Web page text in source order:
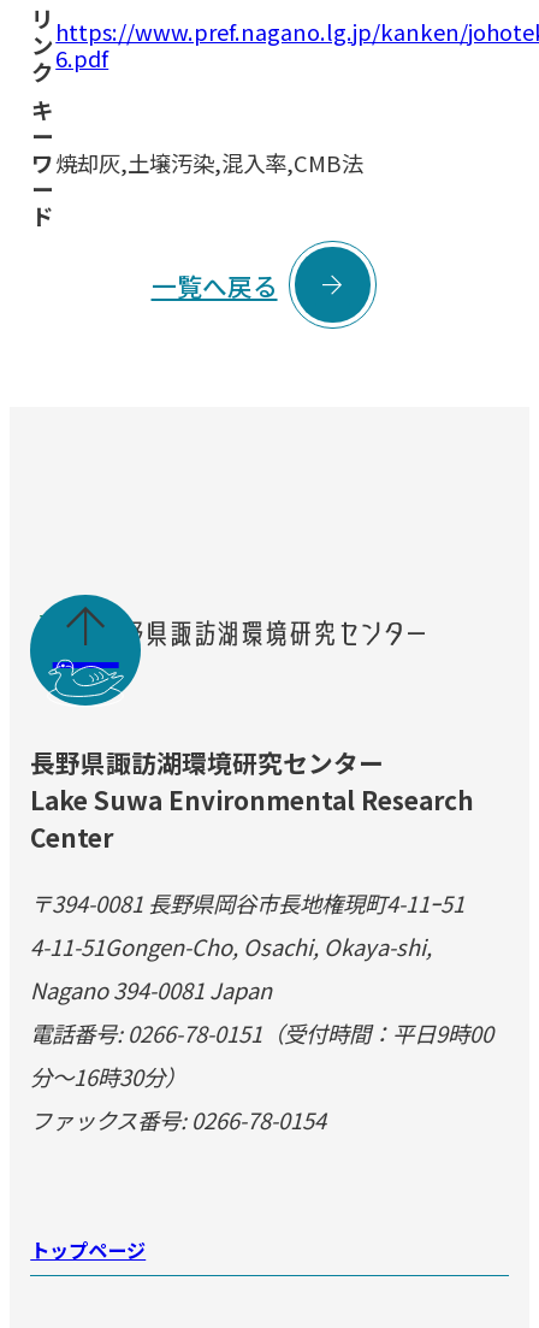
リ
ン
ク
https://www.pref.nagano.lg.jp/kanken/
6.pdf
キ
ー
ワ
ー
ド
焼却灰,土壌汚染,混入率,CMB法
一覧へ戻る 

長野県諏訪湖環境研究センター
Lake Suwa Environmental Research
Center
〒394-0081 長野県岡谷市長地権現町4-11ｰ51
4-11-51Gongen-Cho, Osachi, Okaya-shi,
Nagano 394-0081 Japan
電話番号: 0266-78-0151（受付時間：平日9時00
分～16時30分）
ファックス番号: 0266-78-0154
トップページ